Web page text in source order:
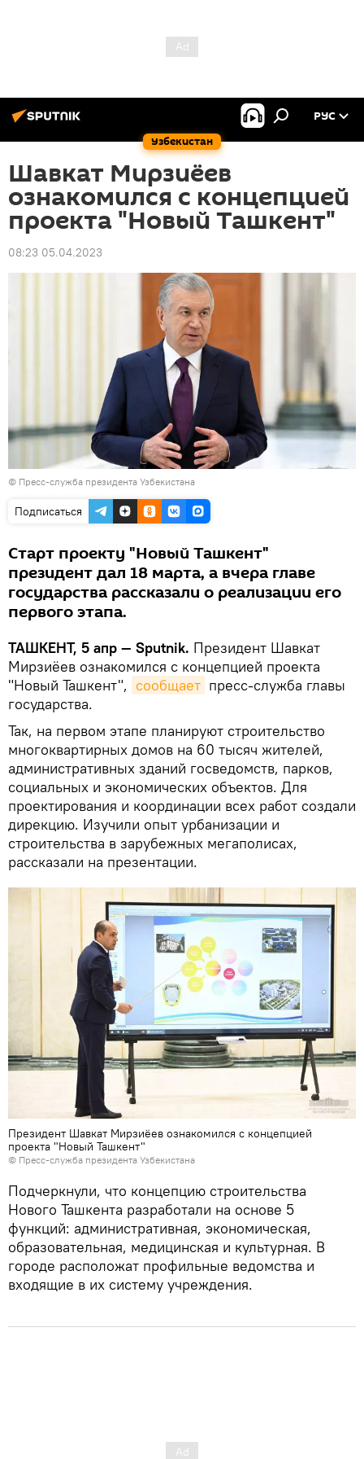
Узбекистан
РУС
Шавкат Мирзиёев
ознакомился с концепцией
проекта "Новый Ташкент"
08:23 05.04.2023
© Пресс-служба президента Узбекистана
Подписаться
Старт проекту "Новый Ташкент"
президент дал 18 марта, а вчера главе
государства рассказали о реализации его
первого этапа.
ТАШКЕНТ, 5 апр — Sputnik. Президент Шавкат
Мирзиёев ознакомился с концепцией проекта
"Новый Ташкент", сообщает пресс-служба главы
государства.
Так, на первом этапе планируют строительство
многоквартирных домов на 60 тысяч жителей,
административных зданий госведомств, парков,
социальных и экономических объектов. Для
проектирования и координации всех работ создали
дирекцию. Изучили опыт урбанизации и
строительства в зарубежных мегаполисах,
рассказали на презентации.
Президент Шавкат Мирзиёев ознакомился с концепцией
проекта "Новый Ташкент"
© Пресс-служба президента Узбекистана
Подчеркнули, что концепцию строительства
Нового Ташкента разработали на основе 5
функций: административная, экономическая,
образовательная, медицинская и культурная. В
городе расположат профильные ведомства и
входящие в их систему учреждения.